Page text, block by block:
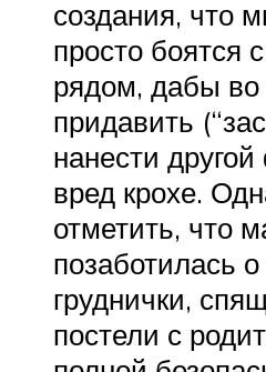
создания, что
просто боятся
рядом, дабы во
придавить
нанести
вред крохе.
отметить, что
позаботилась
груднички,
постели с